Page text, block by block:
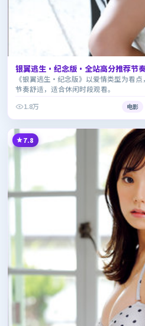
银翼逃生·纪念版·全站高分推荐节
《银翼逃生·纪念版》以爱情类型为看点
节奏舒适，适合休闲时段观看。
1.8万
电影
7.8